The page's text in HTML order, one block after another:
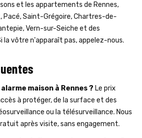
et les appartements de Rennes,
Pacé, Saint-Grégoire, Chartres-de-
Vern-sur-Seiche et des
la vôtre n'apparaît pas, appelez-nous.
maison à Rennes ? Le prix
à protéger, de la surface et des
ou la télésurveillance. Nous
après visite, sans engagement.